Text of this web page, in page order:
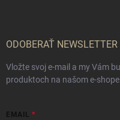
ODOBERAŤ NEWSLETTER
Vložte svoj e-mail a my Vám
produktoch na našom e-
EMAIL